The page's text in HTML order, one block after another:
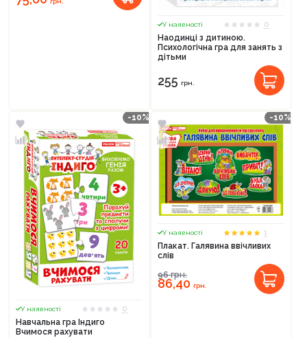
У наявності
0
Наодинці з дитиною.
Психологічна гра для занять з
дітьми
255 грн.
-10%
У наявності
0
Навчальна гра Індиго
Вчимося рахувати
-10%
У наявності
1
Плакат. Галявина ввічливих
слів
96грн.
86,40 грн.